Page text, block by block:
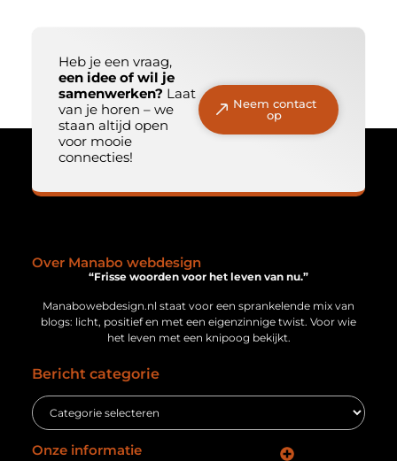
Heb je een vraag,
een idee of wil je
samenwerken? Laat
van je horen – we
staan altijd open
voor mooie
connecties!
Neem contact
op
Over Manabo webdesign
“Frisse woorden voor het leven van nu.”
Manabowebdesign.nl staat voor een sprankelende mix van
blogs: licht, positief en met een eigenzinnige twist. Voor wie
het leven met een knipoog bekijkt.
Bericht categorie
Onze informatie